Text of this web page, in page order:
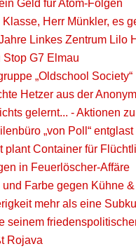
Geld für Atom-Folgen
Klasse, Herr Münkler, es
Linkes Zentrum Lilo
G7 Elmau
„Oldschool
Hetzer aus der
gelernt... - Aktionen
„von Poll“ entglast
plant Container für
in Feuerlöscher-Affäre
und Farbe gegen Kühne
mehr als eine
seinem
Rojava